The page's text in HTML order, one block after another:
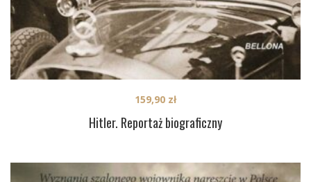
Hitler. Reportaż biograficzny
159,90 zł